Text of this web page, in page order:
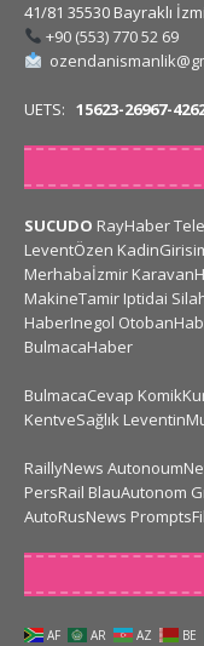
41/81 35530 Bayraklı
+90 (553) 770 52 69
UETS: 15623-26967-
SUCUDO RayHaber
LeventÖzen
Merhabaİzmir
MakineTamir Iptidai
HaberInegol
BulmacaHaber
BulmacaCevap
KentveSağlık
RaillyNews
PersRail BlauAutonom
AutoRusNews
AF AR AZ BE